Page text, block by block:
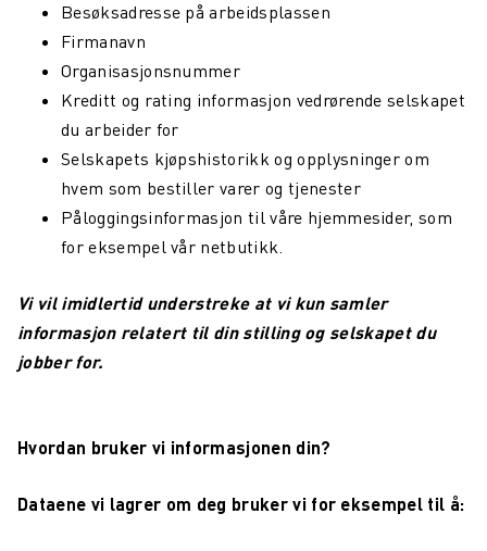
Besøksadresse på arbeidsplassen
Firmanavn
Organisasjonsnummer
Kreditt og rating informasjon vedrørende selskapet
du arbeider for
Selskapets kjøpshistorikk og opplysninger om
hvem som bestiller varer og tjenester
Påloggingsinformasjon til våre hjemmesider, som
for eksempel vår netbutikk.
Vi vil imidlertid understreke at vi kun samler
informasjon relatert til din stilling og selskapet du
jobber for.
Hvordan bruker vi informasjonen din?
Dataene vi lagrer om deg bruker vi for eksempel til å: